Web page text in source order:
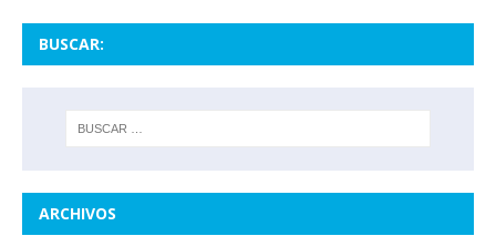
BUSCAR:
ARCHIVOS